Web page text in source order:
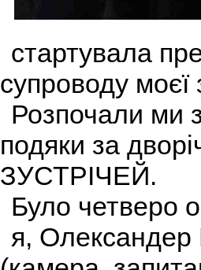
стартувала
супроводу
Розпочали ми
подяки за
ЗУСТРІЧЕЙ.
Було четверо
я, Олександер